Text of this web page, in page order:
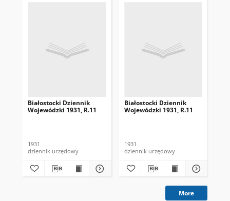
Białostocki Dziennik
Wojewódzki 1931, R.11
1931
dziennik urzędowy
Białostocki Dziennik
Wojewódzki 1931, R.11
1931
dziennik urzędowy
More